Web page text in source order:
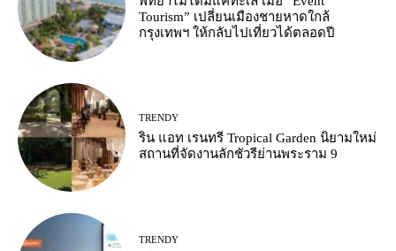
Tourism” เปลี่ยนเมืองชายหาดใกล้
กรุงเทพฯ ให้กลับไปเที่ยวได้ตลอดปี
TRENDY
ริน แอท เรนทรี Tropical Garden นิยามใหม่
สถานที่จัดงานลักชัวรีย่านพระราม 9
TRENDY